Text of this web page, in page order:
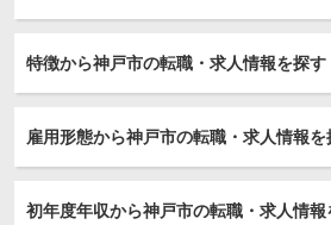
特徴から神戸市の転職・求人情報を探す
雇用形態から神戸市の転職・求人情報を
初年度年収から神戸市の転職・求人情報